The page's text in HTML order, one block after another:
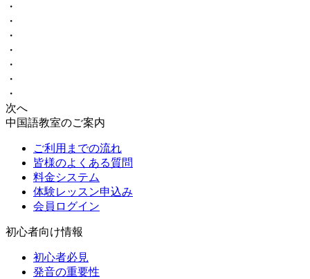
・
・
・
・
・
・
・
次へ
中国語教室のご案内
ご利用までの流れ
皆様のよくある質問
料金システム
体験レッスン申込み
会員ログイン
初心者向け情報
初心者必見
発音の重要性